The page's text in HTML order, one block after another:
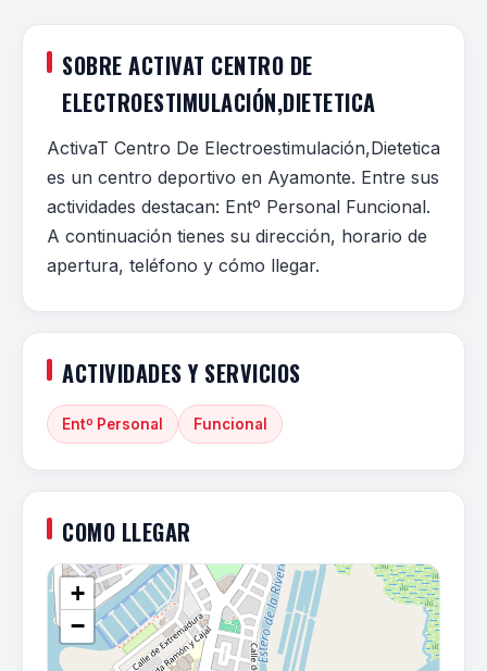
SOBRE ACTIVAT CENTRO DE
ELECTROESTIMULACIÓN,DIETETICA
ActivaT Centro De Electroestimulación,Dietetica
es un centro deportivo en Ayamonte. Entre sus
actividades destacan: Entº Personal Funcional.
A continuación tienes su dirección, horario de
apertura, teléfono y cómo llegar.
ACTIVIDADES Y SERVICIOS
Entº Personal Funcional
COMO LLEGAR
+
−